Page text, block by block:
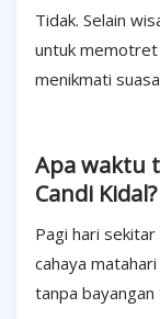
Tidak. Selain
untuk
menikmati
Apa waktu
Candi Kidal?
Pagi hari
cahaya
tanpa